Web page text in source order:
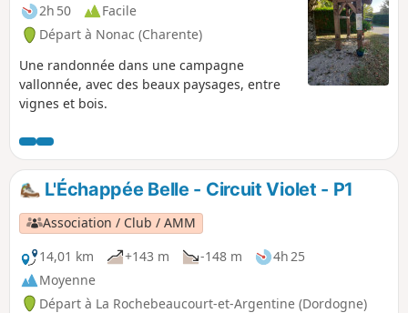
2h 50
Facile
Départ à Nonac (Charente)
Une randonnée dans une campagne
vallonnée, avec des beaux paysages, entre
vignes et bois.
L'Échappée Belle - Circuit Violet - P1
Association / Club / AMM
14,01 km
+143 m -148 m
4h 25
Moyenne
Départ à La Rochebeaucourt-et-Argentine (Dordogne)